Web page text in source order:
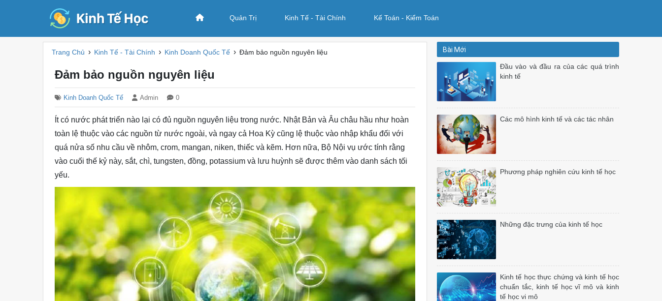
Quản Trị Kinh Tế - Tài Chính Kế Toán - Kiểm Toán
Trang Chủ › Kinh Tế - Tài Chính › Kinh Doanh Quốc Tế › Đảm bảo nguồn nguyên liệu
Đảm bảo nguồn nguyên liệu
Kinh Doanh Quốc Tế Admin 0
Ít có nước phát triển nào lại có đủ nguồn nguyên liệu trong nước. Nhật Bản và Âu châu hầu như hoàn
toàn lệ thuộc vào các nguồn từ nước ngoài, và ngay cả Hoa Kỳ cũng lệ thuộc vào nhập khẩu đối với
quá nửa số nhu cầu về nhôm, crom, mangan, niken, thiếc và kẽm. Hơn nữa, Bộ Nội vụ ước tính rằng
vào cuối thế kỷ này, sắt, chì, tungsten, đồng, potassium và lưu huỳnh sẽ được thêm vào danh sách tối
yếu.
Bài Mới
Đầu vào và đầu ra của các quá trình
kinh tế
Các mô hình kinh tế và các tác nhân
Phương pháp nghiên cứu kinh tế học
Những đặc trưng của kinh tế học
Kinh tế học thực chứng và kinh tế học
chuẩn tắc, kinh tế học vĩ mô và kinh
tế học vi mô